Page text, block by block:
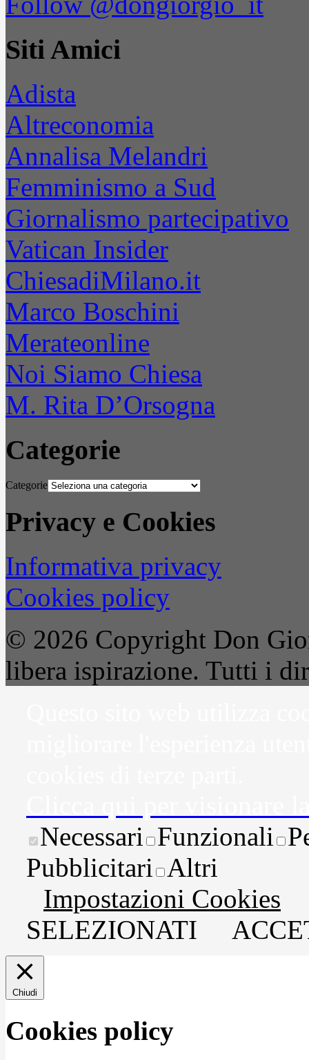
Siti Amici
Adista
Altreconomia
Annalisa Melandri
Femminismo a Sud
Giornalismo partecipativo
Vatican Insider
ChiesadiMilano.it
Marco Boschini
Merateonline
Noi Siamo Chiesa
M. Rita D’Orsogna
Categorie
Categorie
Privacy e Cookies
Informativa privacy
Cookies policy
© 2026 Copyright Don
libera ispirazione. Tutti i
Necessari Funzionali
Pubblicitari Altri
Impostazioni Cookies
SELEZIONATI
Chiudi
Cookies policy